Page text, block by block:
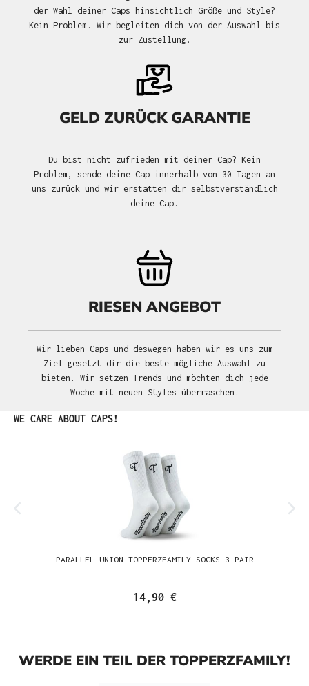
der Wahl deiner Caps hinsichtlich Größe und Style?
Kein Problem. Wir begleiten dich von der Auswahl bis
zur Zustellung.
GELD ZURÜCK GARANTIE
Du bist nicht zufrieden mit deiner Cap? Kein
Problem, sende deine Cap innerhalb von 30 Tagen an
uns zurück und wir erstatten dir selbstverständlich
deine Cap.
RIESEN ANGEBOT
Wir lieben Caps und deswegen haben wir es uns zum
Ziel gesetzt dir die beste mögliche Auswahl zu
bieten. Wir setzen Trends und möchten dich jede
Woche mit neuen Styles überraschen.
Produktgalerie überspringen
WE CARE ABOUT CAPS!
PARALLEL UNION TOPPERZFAMILY SOCKS 3 PAIR
14,90 €
WERDE EIN TEIL DER TOPPERZFAMILY!